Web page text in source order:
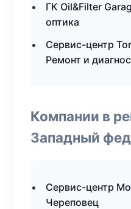
ГК Oil&Filter
оптика
Сервис-центр
Ремонт и
Компании в
Западный
Сервис-центр
Череповец